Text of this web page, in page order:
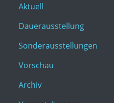
Aktuell
Dauerausstellung
Sonderausstellungen
Vorschau
Archiv